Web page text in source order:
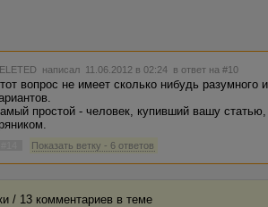
написал 11.06.2012 в 02:24 в ответ на #10
вопрос не имеет сколько нибудь разумного
простой - человек, купивший вашу
Показать ветку - 6 ответов
/ 13 комментариев в темe